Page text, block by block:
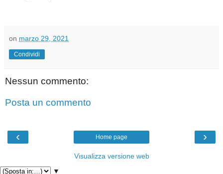
on marzo 29, 2021
Condividi
Nessun commento:
Posta un commento
‹ ›
Home page
Visualizza versione web
▼